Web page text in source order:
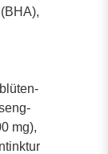
mg),